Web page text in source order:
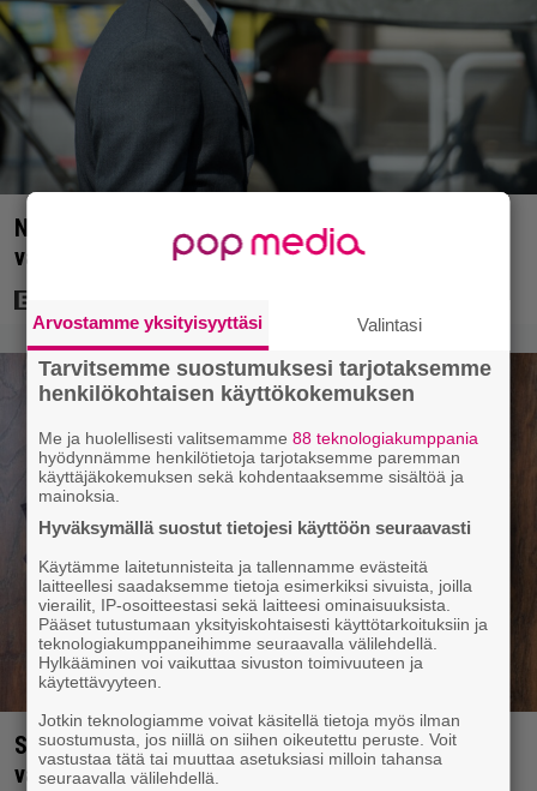
Nyt suoratoistossa: Guy Ritchien tyylikäs
vakoojaleffa – seikkailu kylmän sodan keskellä
Syötkö perunoita näin? Tutkijat löysivät yhteyden
vakavaan kansansairauteen
Arvostamme yksityisyyttäsi Valintasi
Tarvitsemme suostumuksesi tarjotaksemme
henkilökohtaisen käyttökokemuksen
Me ja huolellisesti valitsemamme88 teknologiakumppania
hyödynnämme henkilötietoja tarjotaksemme paremman
käyttäjäkokemuksen sekä kohdentaaksemme sisältöä ja
mainoksia.
Hyväksymällä suostut tietojesi käyttöön seuraavasti
Käytämme laitetunnisteita ja tallennamme evästeitä
laitteellesi saadaksemme tietoja esimerkiksi sivuista, joilla
vierailit, IP-osoitteestasi sekä laitteesi ominaisuuksista.
Pääset tutustumaan yksityiskohtaisesti käyttötarkoituksiin ja
teknologiakumppaneihimme seuraavalla välilehdellä.
Hylkääminen voi vaikuttaa sivuston toimivuuteen ja
käytettävyyteen.
Jotkin teknologiamme voivat käsitellä tietoja myös ilman
suostumusta, jos niillä on siihen oikeutettu peruste. Voit
vastustaa tätä tai muuttaa asetuksiasi milloin tahansa
seuraavalla välilehdellä.